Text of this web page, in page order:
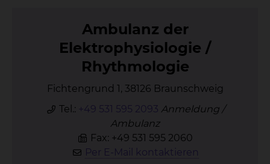
Am­bu­lanz der
Elek­tro­phy­sio­lo­gie /
Rhyth­mo­lo­gie
Fichtengrund 1, 38126 Braunschweig
Tel.: +49 531 595 2093 Anmeldung /
Ambulanz
Fax: +49 531 595 2060
Per E-Mail kontaktieren